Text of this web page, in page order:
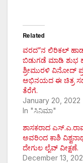
Related
ವರದ”ನ ಲಿರಿಕಲ್
ಬಿಡುಗಡೆ ಮಾಡಿ ಶುಭ
ಶ್ರೀಮುರಳಿ ವಿನೋದ್
ಅಭಿನಯದ ಈ ಚಿತ್ರ
ತೆರೆಗೆ.
January 20, 2022
In "ಸಿನಿಮಾ"
ಶಾಸಕರಾದ
ಅವರಿಂದ ಕಾಶಿ
ದೇಗುಲ ಲೈವ್ ವೀಕ್ಷಣೆ.
December 13,